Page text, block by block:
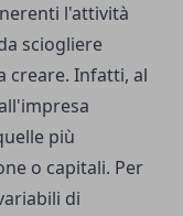
l'attività
sciogliere
creare. Infatti, al
più
o capitali. Per
di